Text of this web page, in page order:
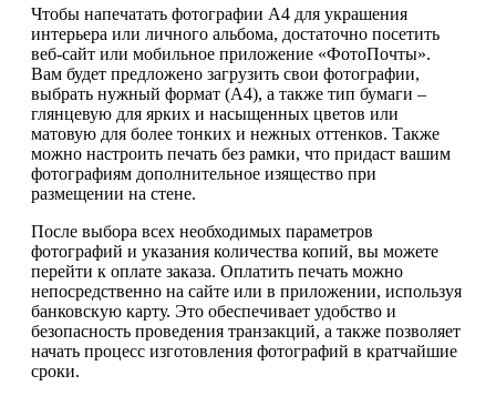
Чтобы напечатать фотографии А4 для украшения
интерьера или личного альбома, достаточно посетить
веб-сайт или мобильное приложение «ФотоПочты».
Вам будет предложено загрузить свои фотографии,
выбрать нужный формат (А4), а также тип бумаги –
глянцевую для ярких и насыщенных цветов или
матовую для более тонких и нежных оттенков. Также
можно настроить печать без рамки, что придаст вашим
фотографиям дополнительное изящество при
размещении на стене.
После выбора всех необходимых параметров
фотографий и указания количества копий, вы можете
перейти к оплате заказа. Оплатить печать можно
непосредственно на сайте или в приложении, используя
банковскую карту. Это обеспечивает удобство и
безопасность проведения транзакций, а также позволяет
начать процесс изготовления фотографий в кратчайшие
сроки.